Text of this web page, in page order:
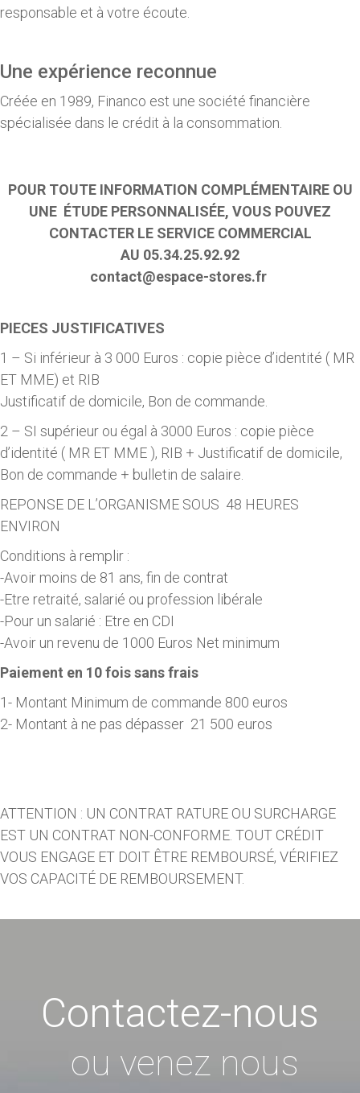
responsable et à votre écoute.
Une expérience reconnue
Créée en 1989, Financo est une société financière
spécialisée dans le crédit à la consommation.
POUR TOUTE INFORMATION COMPLÉMENTAIRE OU
UNE ÉTUDE PERSONNALISÉE, VOUS POUVEZ
CONTACTER LE SERVICE COMMERCIAL
AU 05.34.25.92.92
contact@espace-stores.fr
PIECES JUSTIFICATIVES
1 – Si inférieur à 3 000 Euros : copie pièce d’identité ( MR
ET MME) et RIB
Justificatif de domicile, Bon de commande.
2 – SI supérieur ou égal à 3000 Euros : copie pièce
d’identité ( MR ET MME ), RIB + Justificatif de domicile,
Bon de commande + bulletin de salaire.
REPONSE DE L’ORGANISME SOUS 48 HEURES
ENVIRON
Conditions à remplir :
-Avoir moins de 81 ans, fin de contrat
-Etre retraité, salarié ou profession libérale
-Pour un salarié : Etre en CDI
-Avoir un revenu de 1000 Euros Net minimum
Paiement en 10 fois sans frais
1- Montant Minimum de commande 800 euros
2- Montant à ne pas dépasser 21 500 euros
ATTENTION : UN CONTRAT RATURE OU SURCHARGE
EST UN CONTRAT NON-CONFORME. TOUT CRÉDIT
VOUS ENGAGE ET DOIT ÊTRE REMBOURSÉ, VÉRIFIEZ
VOS CAPACITÉ DE REMBOURSEMENT.
Contactez-nous
ou venez nous